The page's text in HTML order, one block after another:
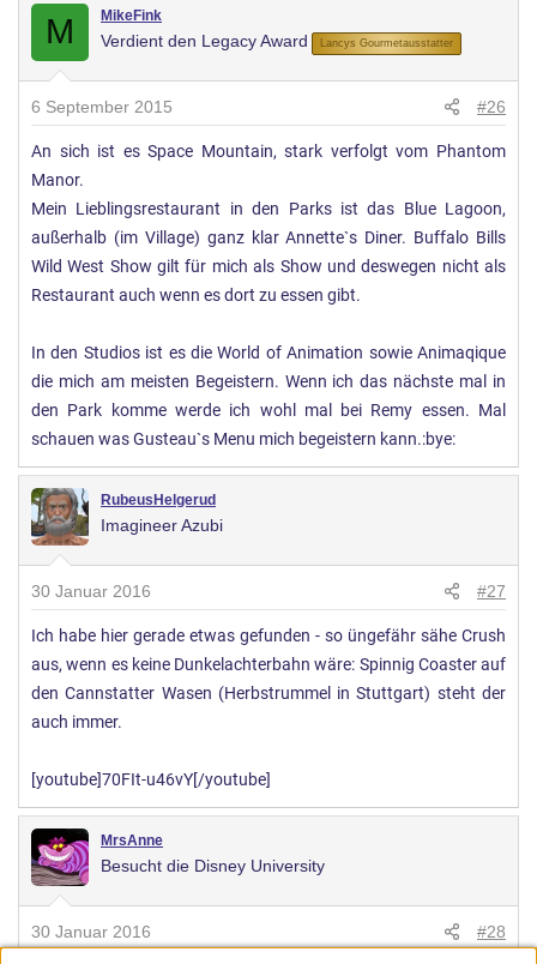
M MikeFink
Verdient den Legacy Award Lancys Gourmetausstatter
6 September 2015 #26
An sich ist es Space Mountain, stark verfolgt vom Phantom
Manor.
Mein Lieblingsrestaurant in den Parks ist das Blue Lagoon,
außerhalb (im Village) ganz klar Annette`s Diner. Buffalo Bills
Wild West Show gilt für mich als Show und deswegen nicht als
Restaurant auch wenn es dort zu essen gibt.
In den Studios ist es die World of Animation sowie Animaqique
die mich am meisten Begeistern. Wenn ich das nächste mal in
den Park komme werde ich wohl mal bei Remy essen. Mal
schauen was Gusteau`s Menu mich begeistern kann.:bye:
RubeusHelgerud
Imagineer Azubi
30 Januar 2016 #27
Ich habe hier gerade etwas gefunden - so üngefähr sähe Crush
aus, wenn es keine Dunkelachterbahn wäre: Spinnig Coaster auf
den Cannstatter Wasen (Herbstrummel in Stuttgart) steht der
auch immer.
[youtube]70FIt-u46vY[/youtube]
MrsAnne
Besucht die Disney University
30 Januar 2016 #28